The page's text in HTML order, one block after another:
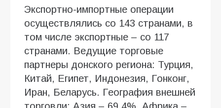
Экспортно-импортные операции
осуществлялись со 143 странами, в
том числе экспортные – со 117
странами. Ведущие торговые
партнеры донского региона: Турция,
Китай, Египет, Индонезия, Гонконг,
Иран, Беларусь. География внешней